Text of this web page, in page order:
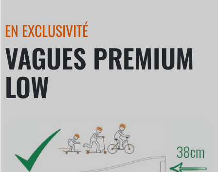
EN EXCLUSIVITÉ
VAGUES PREMIUM
LOW